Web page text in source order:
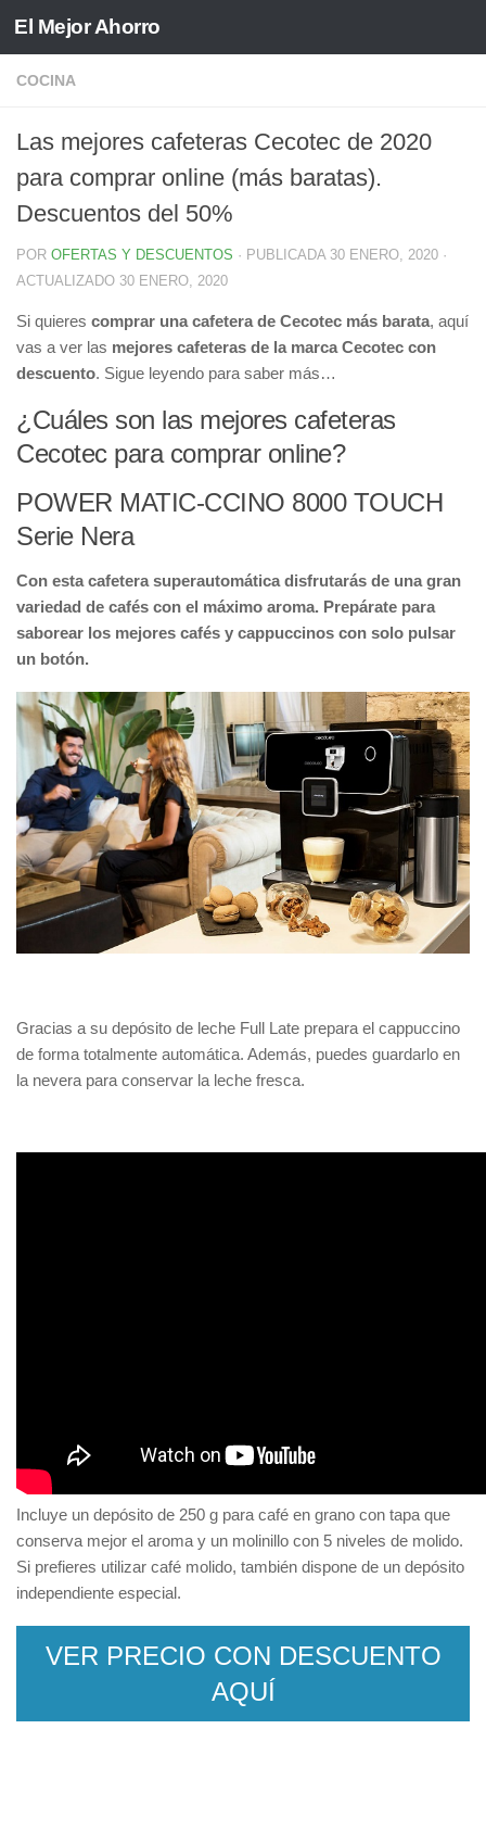
Saltar al contenido
El Mejor Ahorro
COCINA
Las mejores cafeteras Cecotec de 2020
para comprar online (más baratas).
Descuentos del 50%
POR OFERTAS Y DESCUENTOS · PUBLICADA 30 ENERO, 2020 ·
ACTUALIZADO 30 ENERO, 2020
Si quieres comprar una cafetera de Cecotec más barata, aquí
vas a ver las mejores cafeteras de la marca Cecotec con
descuento. Sigue leyendo para saber más…
¿Cuáles son las mejores cafeteras
Cecotec para comprar online?
POWER MATIC-CCINO 8000 TOUCH
Serie Nera
Con esta cafetera superautomática disfrutarás de una gran
variedad de cafés con el máximo aroma. Prepárate para
saborear los mejores cafés y cappuccinos con solo pulsar
un botón.
Gracias a su depósito de leche Full Late prepara el cappuccino
de forma totalmente automática. Además, puedes guardarlo en
la nevera para conservar la leche fresca.
Incluye un depósito de 250 g para café en grano con tapa que
conserva mejor el aroma y un molinillo con 5 niveles de molido.
Si prefieres utilizar café molido, también dispone de un depósito
independiente especial.
VER PRECIO CON DESCUENTO
AQUÍ